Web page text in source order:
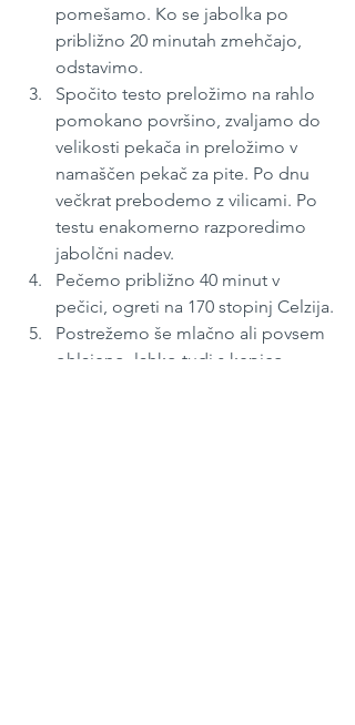
pomešamo. Ko se jabolka po
približno 20 minutah zmehčajo,
odstavimo.
Spočito testo preložimo na rahlo
pomokano površino, zvaljamo do
velikosti pekača in preložimo v
namaščen pekač za pite. Po dnu
večkrat prebodemo z vilicami. Po
testu enakomerno razporedimo
jabolčni nadev.
Pečemo približno 40 minut v
pečici, ogreti na 170 stopinj Celzija.
Postrežemo še mlačno ali povsem
ohlajeno, lahko tudi s kepico